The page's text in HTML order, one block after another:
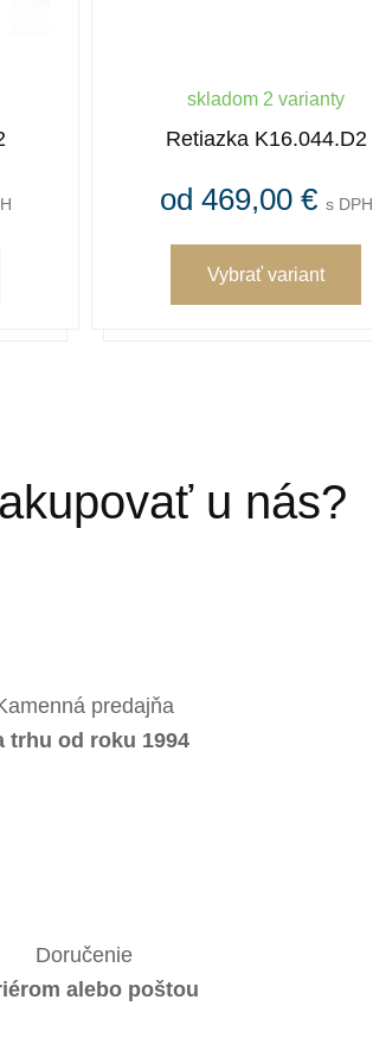
skladom 2 varianty
Retiazka K16.044.D2
od 469,00 € s DPH
Vybrať variant
u nás?
predajňa
trhu od roku 1994
Doručenie
alebo poštou